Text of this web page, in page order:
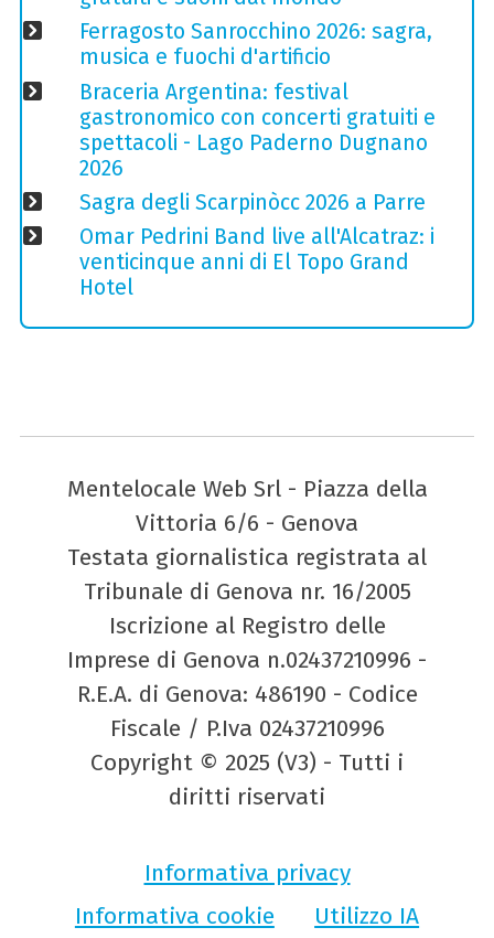
Ferragosto Sanrocchino 2026: sagra,
musica e fuochi d'artificio
Braceria Argentina: festival
gastronomico con concerti gratuiti e
spettacoli - Lago Paderno Dugnano
2026
Sagra degli Scarpinòcc 2026 a Parre
Omar Pedrini Band live all'Alcatraz: i
venticinque anni di El Topo Grand
Hotel
Mentelocale Web Srl - Piazza della
Vittoria 6/6 - Genova
Testata giornalistica registrata al
Tribunale di Genova nr. 16/2005
Iscrizione al Registro delle
Imprese di Genova n.02437210996 -
R.E.A. di Genova: 486190 - Codice
Fiscale / P.Iva 02437210996
Copyright © 2025 (V3) - Tutti i
diritti riservati
Informativa privacy
Informativa cookie
Utilizzo IA